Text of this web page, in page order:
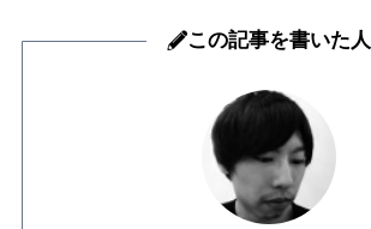
この記事を書いた人